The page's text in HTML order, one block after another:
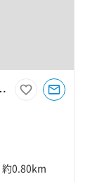
目120坪倉庫
0.80km